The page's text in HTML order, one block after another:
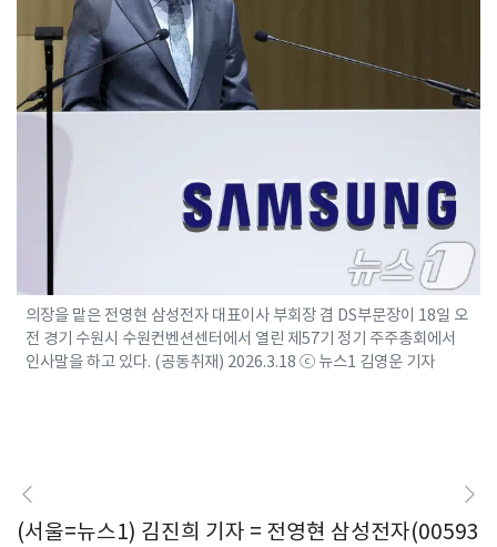
의장을 맡은 전영현 삼성전자 대표이사 부회장 겸 DS부문장이 18일 오
전 경기 수원시 수원컨벤션센터에서 열린 제57기 정기 주주총회에서
인사말을 하고 있다. (공동취재) 2026.3.18 ⓒ 뉴스1 김영운 기자
(서울=뉴스1) 김진희 기자 = 전영현 삼성전자(00593